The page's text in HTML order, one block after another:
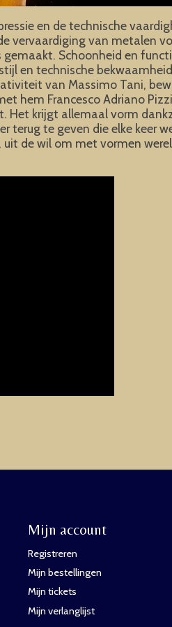
en de technische
vervaardiging van metalen
Schoonheid en
en technische
van Massimo Tani,
hem Francesco Adriano
Het krijgt allemaal vorm
terug te geven die elke keer
de wil om met vormen
Mijn account
Registreren
Mijn bestellingen
Mijn tickets
Mijn verlanglijst